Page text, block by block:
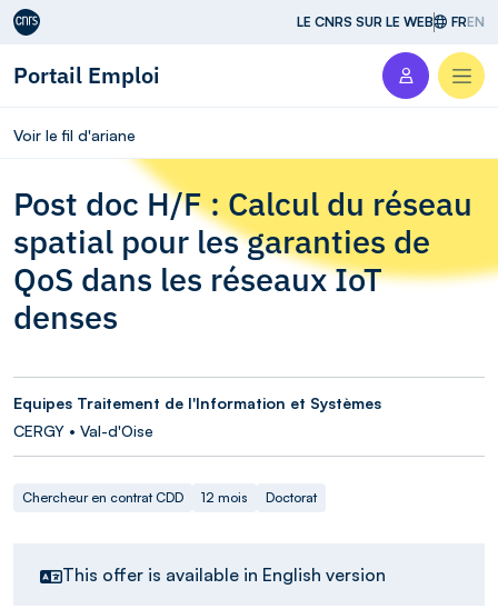
Aller au contenu LE CNRS SUR LE WEB FREN
Portail Emploi
Voir le fil d'ariane
Post doc H/F : Calcul du réseau
spatial pour les garanties de
QoS dans les réseaux IoT
denses
Equipes Traitement de l'Information et Systèmes
CERGY • Val-d'Oise
Chercheur en contrat CDD 12 mois Doctorat
This offer is available in English version